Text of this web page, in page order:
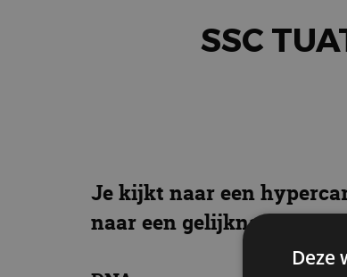
SSC
Je kijkt naar een
naar een gelijknamig
Deze